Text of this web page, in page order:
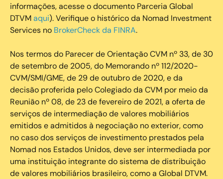
informações, acesse o documento Parceria Global
DTVMaqui). Verifique o histórico da Nomad Investment
Services no BrokerCheck da FINRA.
Nos termos do Parecer de Orientação CVM nº 33, de 30
de setembro de 2005, do Memorando nº 112/2020-
CVM/SMI/GME, de 29 de outubro de 2020, e da
decisão proferida pelo Colegiado da CVM por meio da
Reunião nº 08, de 23 de fevereiro de 2021, a oferta de
serviços de intermediação de valores mobiliários
emitidos e admitidos à negociação no exterior, como
no caso dos serviços de investimento prestados pela
Nomad nos Estados Unidos, deve ser intermediada por
uma instituição integrante do sistema de distribuição
de valores mobiliários brasileiro, como a Global DTVM.